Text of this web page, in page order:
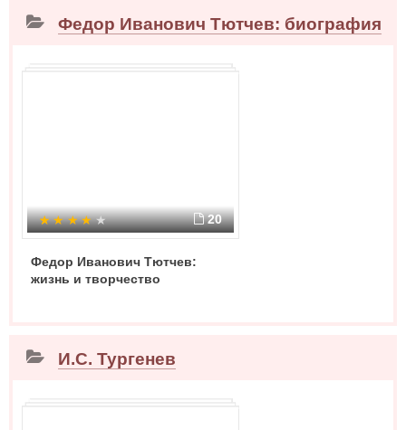
Федор Иванович Тютчев: биография
20
Федор Иванович Тютчев:
жизнь и творчество
И.С. Тургенев